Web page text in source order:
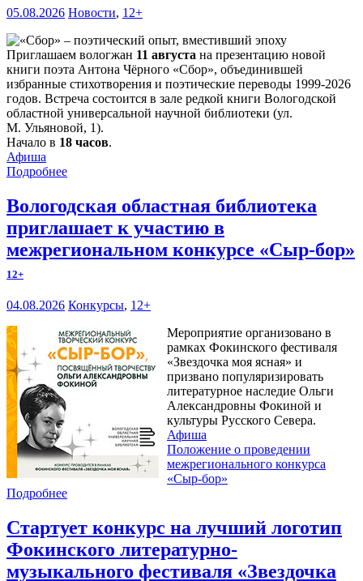
05.08.2026 Новости, 12+
Приглашаем вологжан 11 августа на презентацию новой
книги поэта Антона Чёрного «Сбор», объединившей
избранные стихотворения и поэтические переводы 1999-2026
годов. Встреча состоится в зале редкой книги Вологодской
областной универсальной научной библиотеки (ул.
М. Ульяновой, 1).
Начало в 18 часов.
Афиша
Подробнее
Вологодская областная библиотека
приглашает к участию в
межрегиональном конкурсе «Сыр-бор»
12+
04.08.2026 Конкурсы, 12+
Мероприятие организовано в
рамках Фокинского фестиваля
«Звездочка моя ясная» и
призвано популяризировать
литературное наследие Ольги
Александровны Фокиной и
культуры Русского Севера.
Афиша
Положение о проведении
межрегионального конкурса
«Сыр-бор»
Подробнее
Стартует конкурс на лучший логотип
Фокинского литературно-
музыкального фестиваля «Звездочка